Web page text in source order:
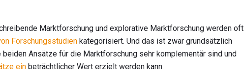
Marktforschung und explorative Marktforschung werden oft
Forschungsstudien kategorisiert. Und das ist zwar grundsätzlich
Ansätze für die Marktforschung sehr komplementär sind und
ein beträchtlicher Wert erzielt werden kann.